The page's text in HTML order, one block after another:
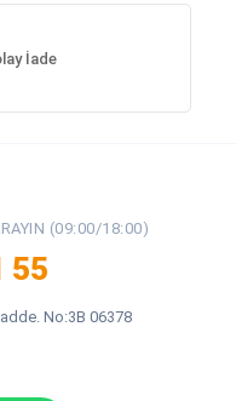
İade
(09:00/18:00)
55
No:3B 06378